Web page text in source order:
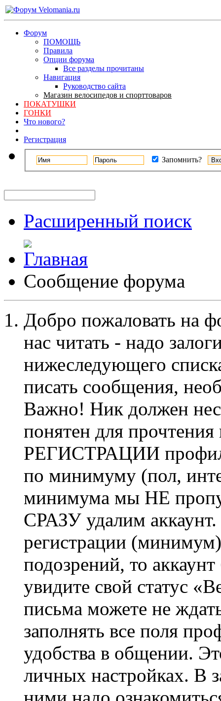
Форум
ПОМОЩЬ
Правила
Опции форума
Все разделы прочитаны
Навигация
Руководство сайта
Магазин велосипедов и спорттоваров
ПОКАТУШКИ
ГОНКИ
Что нового?
Регистрация
Запомнить?
Расширенный поиск
Сообщение форума
Добро пожаловать на
нас читать - надо
нижеследующего
писать сообщения,
Важно! Ник должен
понятен для
РЕГИСТРАЦИИ профиль
по минимуму (пол,
минимума мы НЕ
СРАЗУ удалим
регистрации
подозрений, то
увидите свой статус
письма можете не
заполнять все поля
удобства в общении.
личных настройках. В